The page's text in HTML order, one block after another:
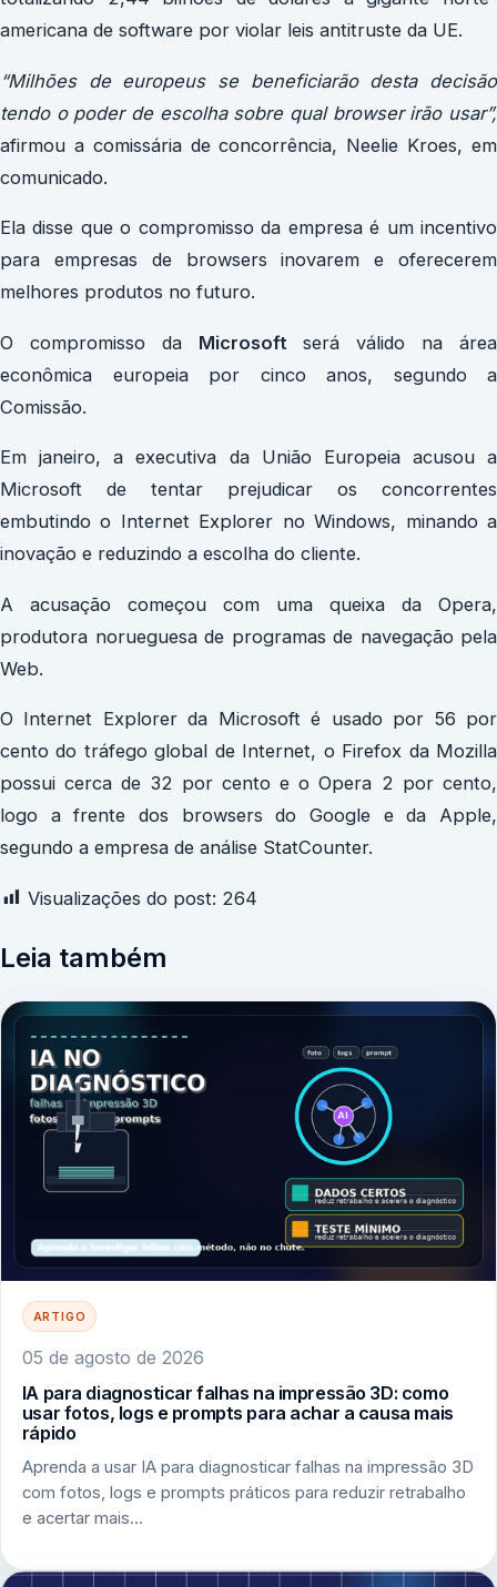
americana de software por violar leis antitruste da UE.
“Milhões de europeus se beneficiarão desta decisão
tendo o poder de escolha sobre qual browser irão usar”,
afirmou a comissária de concorrência, Neelie Kroes, em
comunicado.
Ela disse que o compromisso da empresa é um incentivo
para empresas de browsers inovarem e oferecerem
melhores produtos no futuro.
O compromisso da Microsoft será válido na área
econômica europeia por cinco anos, segundo a
Comissão.
Em janeiro, a executiva da União Europeia acusou a
Microsoft de tentar prejudicar os concorrentes
embutindo o Internet Explorer no Windows, minando a
inovação e reduzindo a escolha do cliente.
A acusação começou com uma queixa da Opera,
produtora norueguesa de programas de navegação pela
Web.
O Internet Explorer da Microsoft é usado por 56 por
cento do tráfego global de Internet, o Firefox da Mozilla
possui cerca de 32 por cento e o Opera 2 por cento,
logo a frente dos browsers do Google e da Apple,
segundo a empresa de análise StatCounter.
Visualizações do post: 264
Leia também
ARTIGO
05 de agosto de 2026
IA para diagnosticar falhas na impressão 3D: como
usar fotos, logs e prompts para achar a causa mais
rápido
Aprenda a usar IA para diagnosticar falhas na impressão 3D
com fotos, logs e prompts práticos para reduzir retrabalho
e acertar mais…